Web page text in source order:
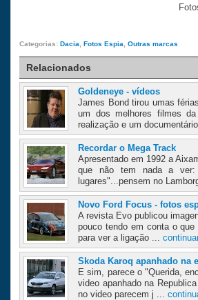
Categorias: Dacia Fotos Espia Outras marcas
Relacionados
Goldeneye - vídeos
James Bond tirou umas
um dos melhores filmes
realização e um
Recordar o Mega Track
Apresentado em 1992 a
que não tem nada a
lugares"...pensem no
Novo Ford Focus - fotos
A revista Evo publicou
pouco tendo em conta o
para ver a ligação ...
Skoda Karoq apanhado na
E sim, parece o "Querida,
video apanhado na
no video parecem j ...